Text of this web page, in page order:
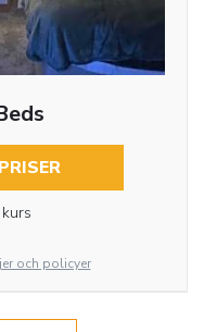
och policyer